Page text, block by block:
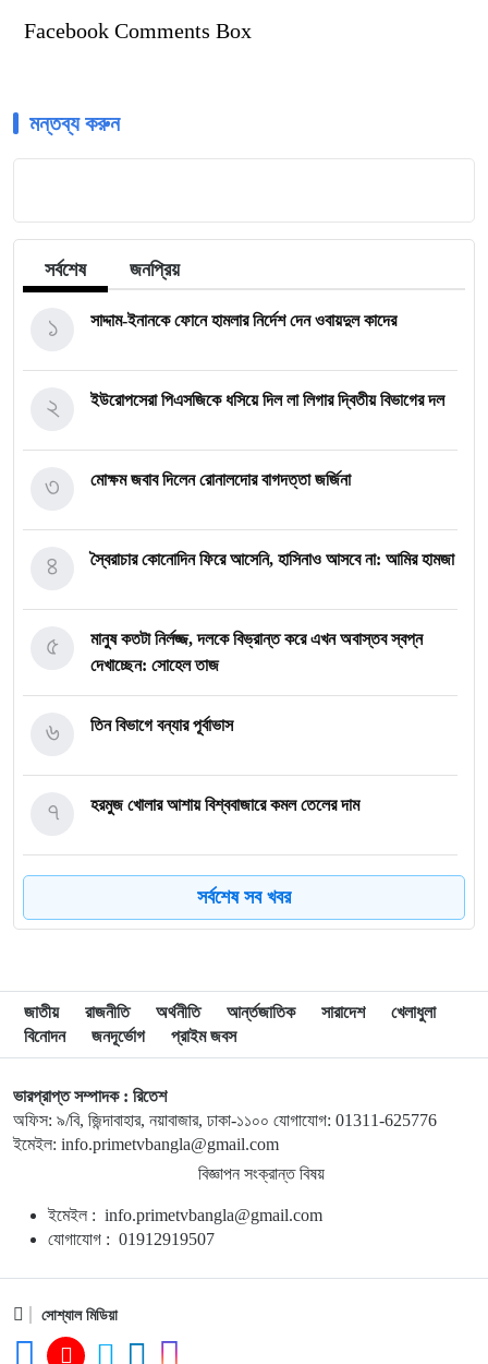
Facebook Comments Box
মন্তব্য করুন
সর্বশেষ জনপ্রিয়
সাদ্দাম-ইনানকে ফোনে হামলার নির্দেশ দেন ওবায়দুল কাদের
১
ইউরোপসেরা পিএসজিকে ধসিয়ে দিল লা লিগার দ্বিতীয় বিভাগের দল
২
মোক্ষম জবাব দিলেন রোনালদোর বাগদত্তা জর্জিনা
৩
স্বৈরাচার কোনোদিন ফিরে আসেনি, হাসিনাও আসবে না: আমির হামজা
৪
মানুষ কতটা নির্লজ্জ, দলকে বিভ্রান্ত করে এখন অবাস্তব স্বপ্ন
দেখাচ্ছেন: সোহেল তাজ
৫
তিন বিভাগে বন্যার পূর্বাভাস
৬
হরমুজ খোলার আশায় বিশ্ববাজারে কমল তেলের দাম
৭
মোদি এখন দুর্বল, এবার বড় আন্দোলনের সতর্কবার্তা দিলেন সোনাম
দেশে স্বর্ণের দামে বড় লাফ
১০
রাজধানীতে জামাতার ছুরিকাঘাতে মা-মেয়ে নিহত
১১
ভয়াবহ দাবানলে সস্ত্রীক ফ্রান্স ছাড়লেন জর্জ ক্লুনি
১২
জেনারেলের
সর্বশেষ সব খবর
জাতীয় রাজনীতি অর্থনীতি আর্ন্তজাতিক সারাদেশ
খেলাধুলা
বিনোদন
জনদূর্ভোগ প্রাইম জবস
ভারপ্রাপ্ত সম্পাদক : রিতেশ
অফিস: ৯/বি, জিন্দাবাহার, নয়াবাজার, ঢাকা-১১০০ যোগাযোগ: 01311-625776
ইমেইল: info.primetvbangla@gmail.com
বিজ্ঞাপন সংক্রান্ত বিষয়
ইমেইল : info.primetvbangla@gmail.com
যোগাযোগ : 01912919507
সোশ্যাল মিডিয়া